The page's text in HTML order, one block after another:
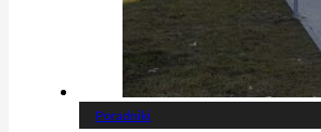
Poradniki